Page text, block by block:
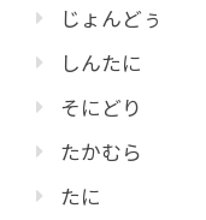
じょんどぅ
しんたに
そにどり
たかむら
たに